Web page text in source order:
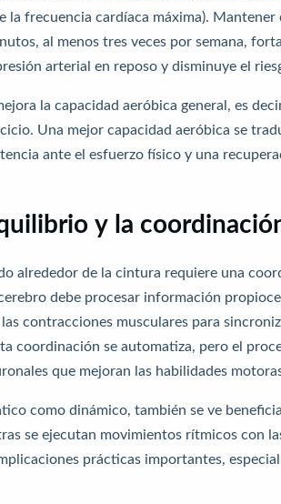
la frecuencia cardíaca máxima).
al menos tres veces por semana,
arterial en reposo y disminuye el
la capacidad aeróbica general, es
Una mejor capacidad aeróbica se
ante el esfuerzo físico y una
y la
alrededor de la cintura requiere una
debe procesar información
contracciones musculares para
coordinación se automatiza, pero el
que mejoran las habilidades
como dinámico, también se ve
se ejecutan movimientos rítmicos con
prácticas importantes,